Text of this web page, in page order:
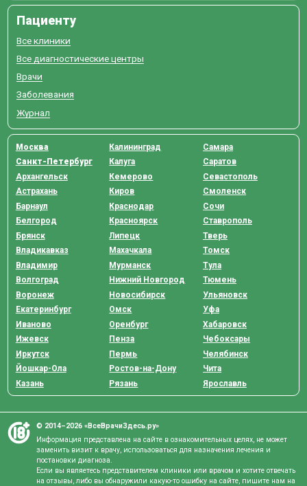
Пациенту
Все клиники
Все диагностические центры
Врачи
Заболевания
Журнал
Москва
Санкт-Петербург
Архангельск
Астрахань
Барнаул
Белгород
Брянск
Владикавказ
Владимир
Волгоград
Воронеж
Екатеринбург
Иваново
Ижевск
Иркутск
Йошкар-Ола
Казань
Калининград
Калуга
Кемерово
Киров
Краснодар
Красноярск
Липецк
Махачкала
Мурманск
Нижний Новгород
Новосибирск
Омск
Оренбург
Пенза
Пермь
Ростов-на-Дону
Рязань
Самара
Саратов
Севастополь
Смоленск
Сочи
Ставрополь
Тверь
Томск
Тула
Тюмень
Ульяновск
Уфа
Хабаровск
Чебоксары
Челябинск
Чита
Ярославль
© 2014–2026 «ВсеВрачиЗдесь.ру»
Информация представлена на сайте в ознакомительных целях, не может
заменить визит к врачу, использоваться для назначения лечения и
постановки диагноза.
Если вы являетесь представителем клиники или врачом и хотите отвечать
на отзывы, либо вы обнаружили какую-то ошибку на сайте, пишите нам на